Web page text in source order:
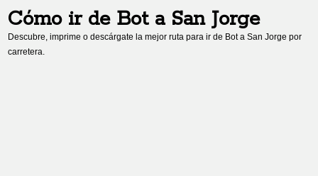
Cómo ir de Bota San Jorge
Descubre, imprime o descárgate la mejor ruta para ir de BotaSan Jorge por
carretera.